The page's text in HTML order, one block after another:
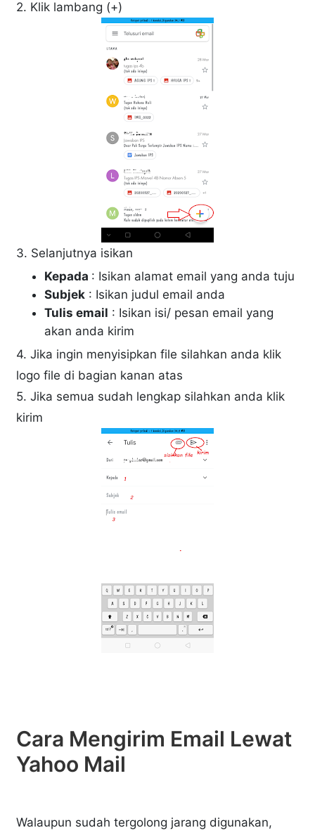
2. Klik lambang (+)
3. Selanjutnya isikan
Kepada : Isikan alamat email yang anda tuju
Subjek : Isikan judul email anda
Tulis email : Isikan isi/ pesan email yang
akan anda kirim
4. Jika ingin menyisipkan file silahkan anda klik
logo file di bagian kanan atas
5. Jika semua sudah lengkap silahkan anda klik
kirim
Cara Mengirim Email Lewat
Yahoo Mail
Walaupun sudah tergolong jarang digunakan,